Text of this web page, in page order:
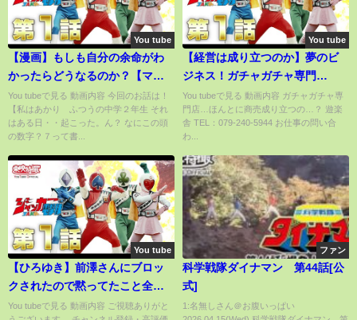
You tube
【漫画】もしも自分の余命がわ
かったらどうなるのか？【マン
ガ動画】
You tubeで見る 動画内容 今回のお話は！
【私はあかり ふつうの中学２年生 それ
はある日・・起こった。ん？ なにこの頭
の数字？７って書...
You tube
【経営は成り立つのか】夢のビ
ジネス！ガチャガチャ専門
店！！
You tubeで見る 動画内容 ガチャガチャ専
門店…ほんとに商売成り立つの…？ 遊楽
舎 TEL：079-240-5944 お仕事の問い合
わ...
You tube
【ひろゆき】前澤さんにブロッ
クされたので黙ってたこと全て
暴露します。マイホーム建設で
You tubeで見る 動画内容 ご視聴ありがと
ファン
科学戦隊ダイナマン 第44話[公
式]
1:名無しさん＠お腹いっぱい